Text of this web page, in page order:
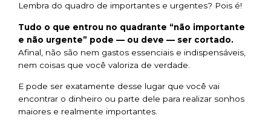
Lembra do quadro de importantes e urgentes? Pois é!
Tudo o que entrou no quadrante “não importante
e não urgente” pode — ou deve — ser cortado.
Afinal, não são nem gastos essenciais e indispensáveis,
nem coisas que você valoriza de verdade.
E pode ser exatamente desse lugar que você vai
encontrar o dinheiro ou parte dele para realizar sonhos
maiores e realmente importantes.